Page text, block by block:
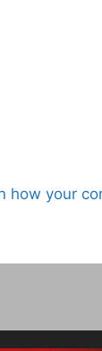
how your